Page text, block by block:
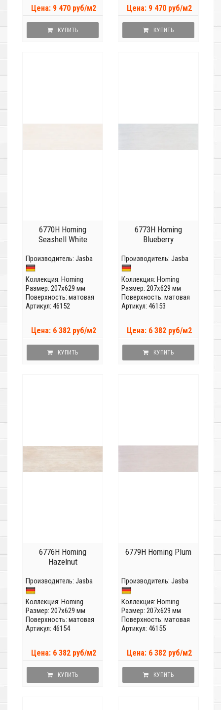
Цена: 9 470 руб/м2
КУПИТЬ
Цена: 9 470 руб/м2
КУПИТЬ
6770H Homing
Seashell White
Производитель: Jasba
Коллекция: Homing
Размер: 207x629 мм
Поверхность: матовая
Артикул: 46152
Цена: 6 382 руб/м2
КУПИТЬ
6773H Homing
Blueberry
Производитель: Jasba
Коллекция: Homing
Размер: 207x629 мм
Поверхность: матовая
Артикул: 46153
Цена: 6 382 руб/м2
КУПИТЬ
6776H Homing
Hazelnut
Производитель: Jasba
Коллекция: Homing
Размер: 207x629 мм
Поверхность: матовая
Артикул: 46154
Цена: 6 382 руб/м2
КУПИТЬ
6779H Homing Plum
Производитель: Jasba
Коллекция: Homing
Размер: 207x629 мм
Поверхность: матовая
Артикул: 46155
Цена: 6 382 руб/м2
КУПИТЬ